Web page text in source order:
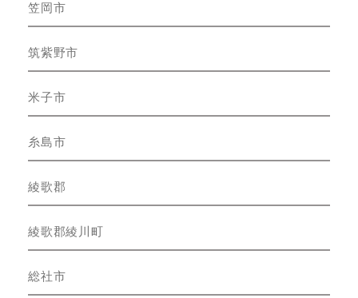
笠岡市
筑紫野市
米子市
糸島市
綾歌郡
綾歌郡綾川町
総社市